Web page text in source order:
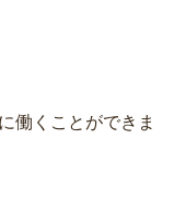
働くことができま